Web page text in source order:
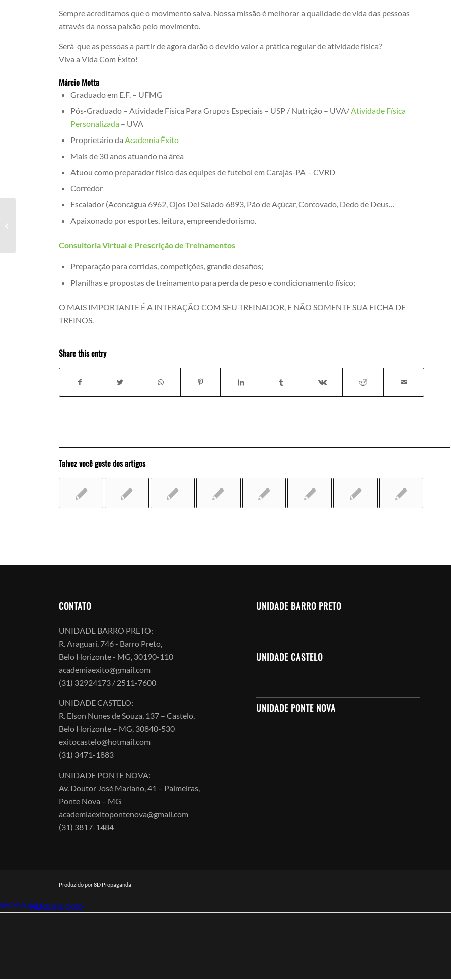
Sempre acreditamos que o movimento salva. Nossa missão é melhorar a qualidade de vida das pessoas
através da nossa paixão pelo movimento.
Será que as pessoas a partir de agora darão o devido valor a prática regular de atividade física?
Viva a Vida Com Êxito!
Márcio Motta
Graduado em E.F. – UFMG
Pós-Graduado – Atividade Física Para Grupos Especiais – USP / Nutrição – UVA/ Atividade Física
Personalizada – UVA
Proprietário da Academia Êxito
Mais de 30 anos atuando na área
Atuou como preparador físico das equipes de futebol em Carajás-PA – CVRD
Corredor
Escalador (Aconcágua 6962, Ojos Del Salado 6893, Pão de Açúcar, Corcovado, Dedo de Deus…
Apaixonado por esportes, leitura, empreendedorismo.
Consultoria Virtual e Prescrição de Treinamentos
Preparação para corridas, competições, grande desafios;
Planilhas e propostas de treinamento para perda de peso e condicionamento físico;
O MAIS IMPORTANTE É A INTERAÇÃO COM SEU TREINADOR, E NÃO SOMENTE SUA FICHA DE
TREINOS.
Share this entry
Talvez você goste dos artigos
CONTATO
UNIDADE BARRO PRETO:
R. Araguari, 746 - Barro Preto,
Belo Horizonte - MG, 30190-110
academiaexito@gmail.com
(31) 32924173 / 2511-7600
UNIDADE CASTELO:
R. Elson Nunes de Souza, 137 – Castelo,
Belo Horizonte – MG, 30840-530
exitocastelo@hotmail.com
(31) 3471-1883
UNIDADE PONTE NOVA:
Av. Doutor José Mariano, 41 – Palmeiras,
Ponte Nova – MG
academiaexitopontenova@gmail.com
(31) 3817-1484
UNIDADE BARRO PRETO
UNIDADE CASTELO
UNIDADE PONTE NOVA
Produzido por 8D Propaganda
O Que É Bom Pra Fortalecer Idoso
SEO MUNIZ
Link112Academia êxito